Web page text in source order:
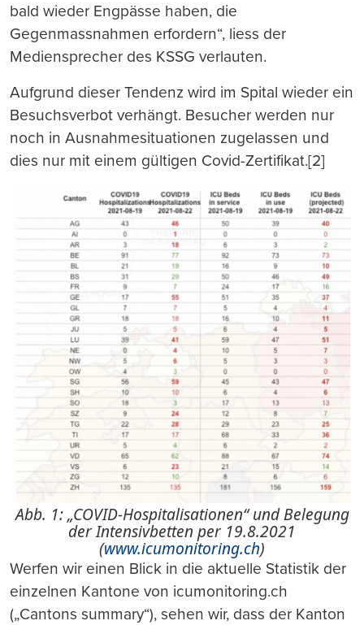
bald wieder Engpässe haben, die
Gegenmassnahmen erfordern“, liess der
Mediensprecher des KSSG verlauten.
Aufgrund dieser Tendenz wird im Spital wieder ein
Besuchsverbot verhängt. Besucher werden nur
noch in Ausnahmesituationen zugelassen und
dies nur mit einem gültigen Covid-Zertifikat.[2]
Abb. 1: „COVID-Hospitalisationen“ und Belegung
der Intensivbetten per 19.8.2021
(www.icumonitoring.ch)
Werfen wir einen Blick in die aktuelle Statistik der
einzelnen Kantone von icumonitoring.ch
(„Cantons summary“), sehen wir, dass der Kanton